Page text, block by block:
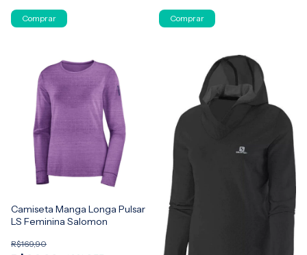
Comprar Comprar
Camiseta Manga Longa Pulsar
LS Feminina Salomon
R$169,90